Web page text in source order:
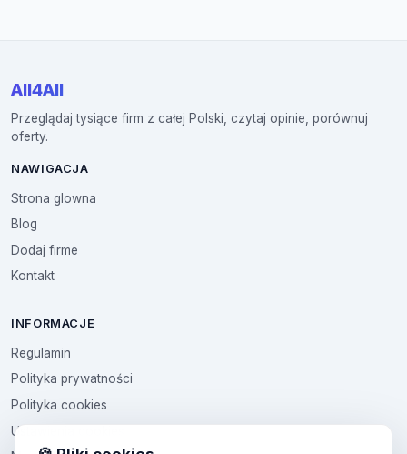
All4All
Przeglądaj tysiące firm z całej Polski, czytaj opinie, porównuj
oferty.
NAWIGACJA
Strona glowna
Blog
Dodaj firme
Kontakt
INFORMACJE
Regulamin
Polityka prywatności
Polityka cookies
Ustawienia cookies